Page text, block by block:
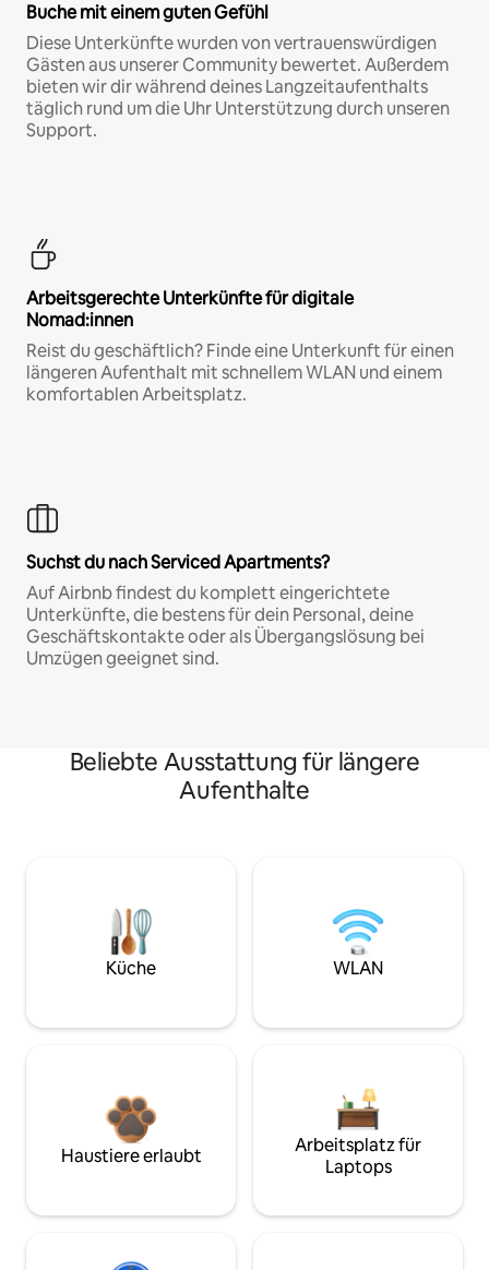
Buche mit einem guten Gefühl
Diese Unterkünfte wurden von vertrauenswürdigen
Gästen aus unserer Community bewertet. Außerdem
bieten wir dir während deines Langzeitaufenthalts
täglich rund um die Uhr Unterstützung durch unseren
Support.
Arbeitsgerechte Unterkünfte für digitale
Nomad:innen
Reist du geschäftlich? Finde eine Unterkunft für einen
längeren Aufenthalt mit schnellem WLAN und einem
komfortablen Arbeitsplatz.
Suchst du nach Serviced Apartments?
Auf Airbnb findest du komplett eingerichtete
Unterkünfte, die bestens für dein Personal, deine
Geschäftskontakte oder als Übergangslösung bei
Umzügen geeignet sind.
Beliebte Ausstattung für längere
Aufenthalte
Küche WLAN
Haustiere erlaubt
Arbeitsplatz für
Laptops